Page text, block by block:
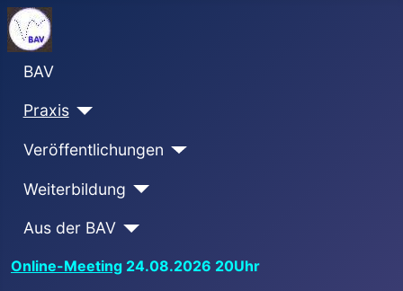
BAV
Praxis
Veröffentlichungen
Weiterbildung
Aus der BAV
Online-Meeting 24.08.2026 20Uhr